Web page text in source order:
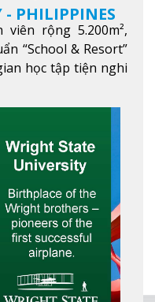
- PHILIPPINES
rộng 5.200m²,
“School & Resort”
học tập tiện nghi